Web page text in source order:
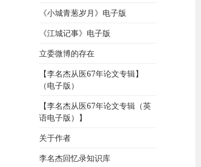
《小城青葱岁月》电子版
《江城记事》电子版
立委微博的存在
【李名杰从医67年论文专辑】
（电子版）
【李名杰从医67年论文专辑（英
语电子版）】
关于作者
李名杰回忆录知识库